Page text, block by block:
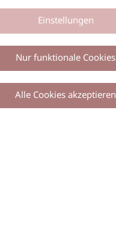
Einstellungen
Nur funktionale Cookies
Alle Cookies akzeptieren